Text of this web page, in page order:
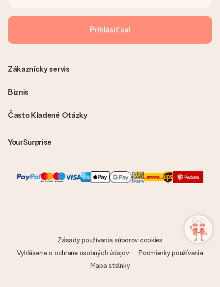
Prihlásiť sa!
Často Kladené Otázky
YourSurprise
Zákaznícky servis
Biznis
Zásady používania súborov cookies
Vyhlásenie o ochrane osobných údajov
Podmienky používania
Mapa stránky